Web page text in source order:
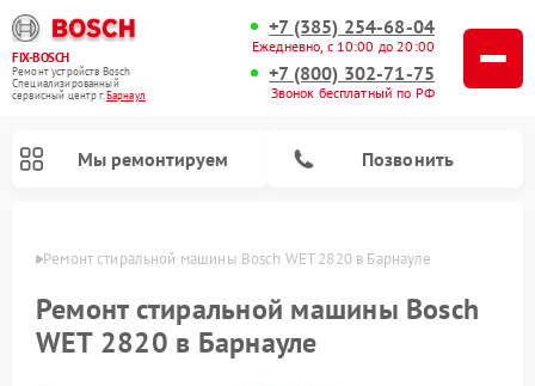
FIX-BOSCH
Ремонт устройств Bosch
Специализированный
cервисный центр г.Барнаул
+7 (385) 254-68-04
Ежедневно, с 10:00 до 20:00
+7 (800) 302-71-75
Звонок бесплатный по РФ
Мы ремонтируем Позвонить
Ремонт стиральной машины Bosch WET 2820 в Барнауле
Ремонт стиральной машины Bosch
WET 2820 в Барнауле